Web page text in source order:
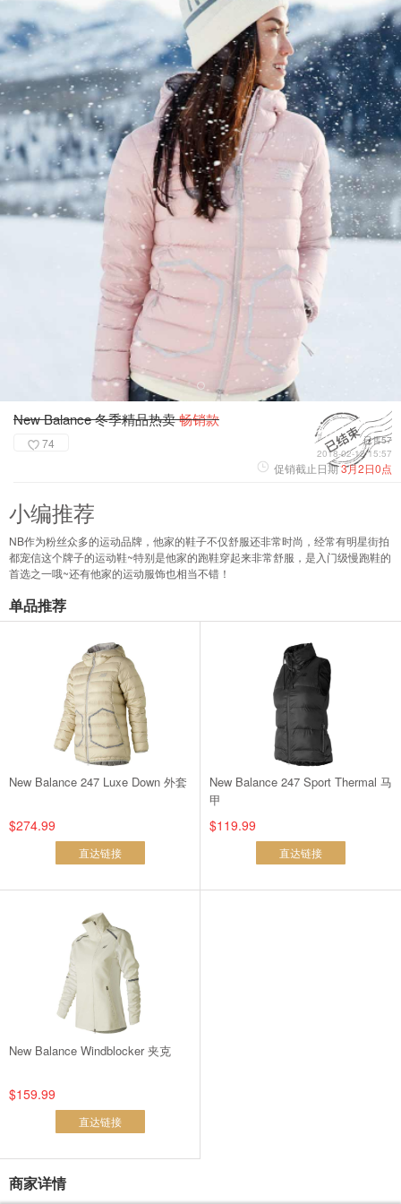
New Balance 冬季精品热卖畅销款
74
已售57
2018-02-12 15:57
促销截止日期3月2日0点
小编推荐
NB作为粉丝众多的运动品牌，他家的鞋子不仅舒服还非常时尚，经常有明星街拍
都宠信这个牌子的运动鞋~特别是他家的跑鞋穿起来非常舒服，是入门级慢跑鞋的
首选之一哦~还有他家的运动服饰也相当不错！
单品推荐
New Balance 247 Luxe Down 外套
$274.99
直达链接
New Balance 247 Sport Thermal 马
甲
$119.99
直达链接
New Balance Windblocker 夹克
$159.99
直达链接
商家详情